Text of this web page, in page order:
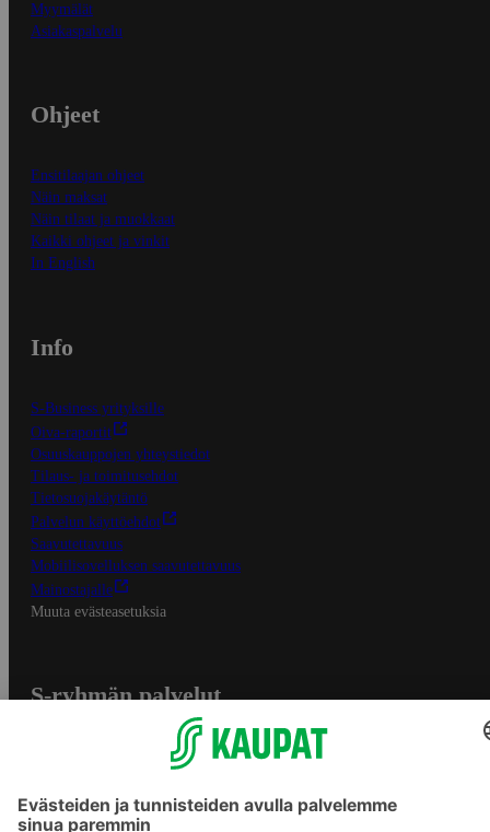
Myymälät
Asiakaspalvelu
Ohjeet
Ensitilaajan ohjeet
Näin maksat
Näin tilaat ja muokkaat
Kaikki ohjeet ja vinkit
In English
Info
S-Business yrityksille
Oiva-raportit
Osuuskauppojen yhteystiedot
Tilaus- ja toimitusehdot
Tietosuojakäytäntö
Palvelun käyttöehdot
Saavutettavuus
Mobiilisovelluksen saavutettavuus
Mainostajalle
Muuta evästeasetuksia
S-ryhmän palvelut
Yhteishyvä Ruoka -sovellus